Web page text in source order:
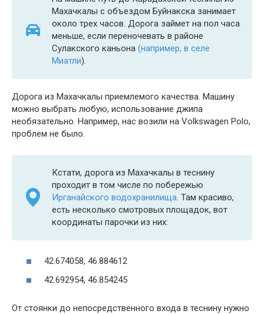
Махачкалы с объездом Буйнакска занимает
около трех часов. Дорога займет на пол часа
меньше, если переночевать в районе
Сулакского каньона (например, в селе
Миатли).
Дорога из Махачкалы приемлемого качества. Машину
можно выбрать любую, использование джипа
необязательно. Например, нас возили на Volkswagen Polo,
проблем не было.
Кстати, дорога из Махачкалы в теснину
проходит в том числе по побережью
Ирганайского водохранилища. Там красиво,
есть несколько смотровых площадок, вот
координаты парочки из них:
42.674058, 46.884612
42.692954, 46.854245
От стоянки до непосредственного входа в теснину нужно